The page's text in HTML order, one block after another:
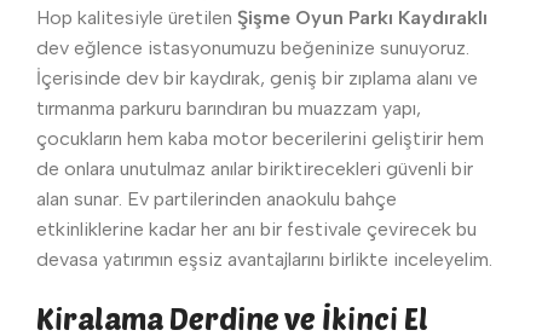
Hop kalitesiyle üretilen Şişme Oyun Parkı Kaydıraklı
dev eğlence istasyonumuzu beğeninize sunuyoruz.
İçerisinde dev bir kaydırak, geniş bir zıplama alanı ve
tırmanma parkuru barındıran bu muazzam yapı,
çocukların hem kaba motor becerilerini geliştirir hem
de onlara unutulmaz anılar biriktirecekleri güvenli bir
alan sunar. Ev partilerinden anaokulu bahçe
etkinliklerine kadar her anı bir festivale çevirecek bu
devasa yatırımın eşsiz avantajlarını birlikte inceleyelim.
Kiralama Derdine ve İkinci El